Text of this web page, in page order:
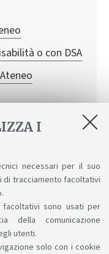
I
necessari per il suo
di tracciamento facoltativi
sono usati per
della comunicazione
utenti.
solo con i cookie
o con DSA
violenza di
in caso di
e